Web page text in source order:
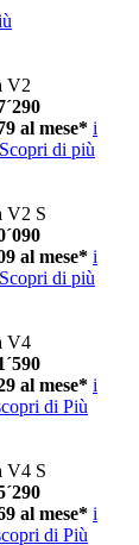
V2
al mese* i
Scopri di più
V2 S
al mese* i
Scopri di più
V4
al mese* i
di Più
V4 S
al mese* i
di Più